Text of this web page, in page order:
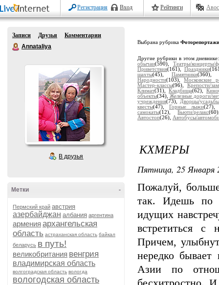
Регистрация Вход Рейтинги
Записи Друзья
Комментарии
Annataliya
В друзья
-
Метки
Пермский край австрия
азербайджан албания аргентина
армения архангельская
область астраханская область байкал
беларусь в путь!
великобритания венгрия
владимирская область
волгоградская область вологда
вологодская область
Выбрана рубрика Фоторепортажи
Другие рубрики в этом
обычаи(590),Театры/концерты/
Приветствия(161), Праздники
шахты(45),Памятники
Народности(103),Московские
Мастер-классы(96), Крепости/
Климат(31), Кладбища(62), Кино
объекты(34), Железные дороги/
учреждения(73), Дворцы/усадьбы
квесты(47), Горные лыжи
самокаты(12),Бьюти/релакс
Автостоп(26), Автобусы/
КХМЕРЫ
Пятница, 25 Января
Пожалуй,
так. Идешь по
идущих
встретиться с
Причем,
нередко
Азии по